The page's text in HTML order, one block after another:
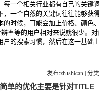
每一个相关行业都有自己的关键
，一个自然的关键词往往能够获
的时候，可能会加上价格、颜色
率等的用户相对来说就很少。
户的搜索习惯，然后在这一基础
发布:zhushican | 分
单的优化主要是针对TITLE